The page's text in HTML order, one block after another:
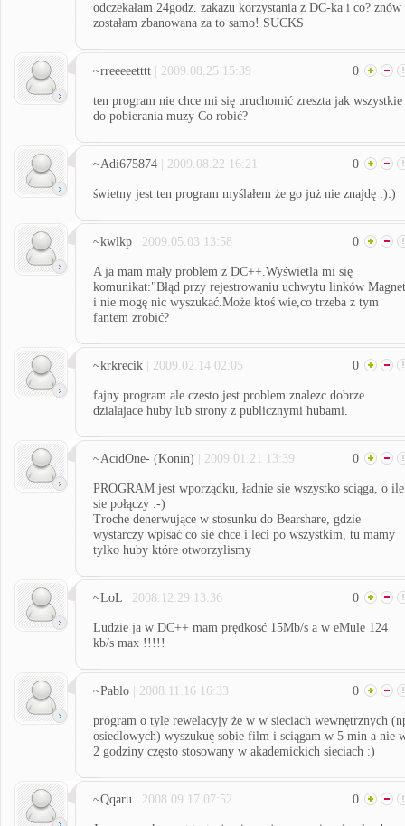
odczekałam 24godz. zakazu korzystania z DC-ka i co? znów
zostałam zbanowana za to samo! SUCKS
~rreeeeetttt | 2009.08.25 15:39 0
ten program nie chce mi się uruchomić zreszta jak wszystkie
do pobierania muzy Co robić?
~Adi675874 | 2009.08.22 16:21 0
świetny jest ten program myślałem że go już nie znajdę :):)
~kwlkp | 2009.05.03 13:58 0
A ja mam mały problem z DC++.Wyświetla mi się
komunikat:"Błąd przy rejestrowaniu uchwytu linków
i nie mogę nic wyszukać.Może ktoś wie,co trzeba z tym
fantem zrobić?
~krkrecik | 2009.02.14 02:05 0
fajny program ale czesto jest problem znalezc dobrze
dzialajace huby lub strony z publicznymi hubami.
~AcidOne- (Konin) | 2009.01.21 13:39 0
PROGRAM jest wporządku, ładnie sie wszystko sciąga, o ile
sie połączy :-)
Troche denerwujące w stosunku do Bearshare, gdzie
wystarczy wpisać co sie chce i leci po wszystkim, tu mamy
tylko huby które otworzylismy
~LoL | 2008.12.29 13:36 0
Ludzie ja w DC++ mam prędkosć 15Mb/s a w eMule 124
kb/s max !!!!!
~Pablo | 2008.11.16 16:33 0
program o tyle rewelacyjy że w w sieciach wewnętrznych
osiedlowych) wyszukuę sobie film i sciągam w 5 min a nie
2 godziny często stosowany w akademickich sieciach :)
~Qqaru | 2008.09.17 07:52 0